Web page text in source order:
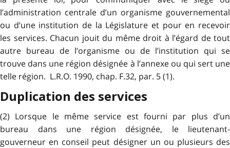
l’administration centrale d’un organisme gouvernemental
ou d’une institution de la Législature et pour en recevoir
les services. Chacun jouit du même droit à l’égard de tout
autre bureau de l’organisme ou de l’institution qui se
trouve dans une région désignée à l’annexe ou qui sert une
telle région. L.R.O. 1990, chap. F.32, par. 5 (1).
Duplication des services
(2) Lorsque le même service est fourni par plus d’un
bureau dans une région désignée, le lieutenant-
gouverneur en conseil peut désigner un ou plusieurs des